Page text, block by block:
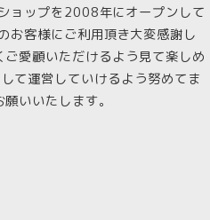
ョップを2008年にオープンして
お客様にご利用頂き大変感謝し
愛顧いただけるよう見て楽しめ
て運営していけるよう努めてま
いいたします。